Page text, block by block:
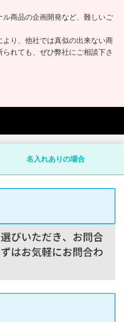
商品の企画開発など、難しいご
り、他社では真似の出来ない商
れても、ぜひ弊社にご相談下さ
名入れありの場合